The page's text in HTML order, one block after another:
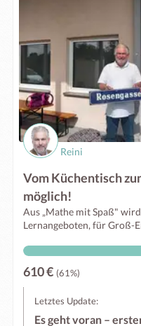
Reini
Vom Küchentisch
möglich!
Aus „Mathe mit Spaß"
Lernangeboten, für Groß-
610 € (61%)
Letztes Update:
Es geht voran –